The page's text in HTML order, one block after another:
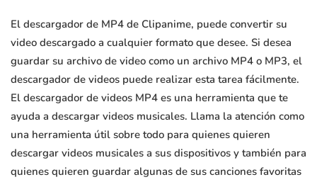
El descargador de MP4 de Clipanime, puede convertir su
video descargado a cualquier formato que desee. Si desea
guardar su archivo de video como un archivo MP4 o MP3, el
descargador de videos puede realizar esta tarea fácilmente.
El descargador de videos MP4 es una herramienta que te
ayuda a descargar videos musicales. Llama la atención como
una herramienta útil sobre todo para quienes quieren
descargar videos musicales a sus dispositivos y también para
quienes quieren guardar algunas de sus canciones favoritas